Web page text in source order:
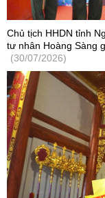
Chủ tịch HHDN tỉnh
tư nhân Hoàng Sàng
khuyết tật Việt Nam
(30/07/2026)